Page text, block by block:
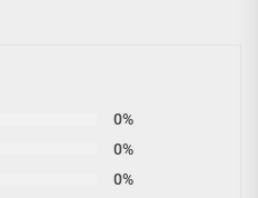
0%
0%
0%